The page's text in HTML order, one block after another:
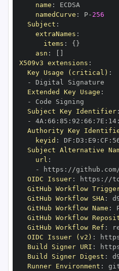
name :
namedCurve : P- 256
Subject :
extraNames :
items : { }
asn :
X509v3 extensions :
Key Usage (critical) :
-
Extended Key Usage :
-
Subject Key Identifier:
-
4A : 66 : 85 : 92 : 66 : 7E : 14:
Authority Key
keyid : DF : D3 : E9 : CF :
Subject Alternative
url :
-
https : //
OIDC Issuer: https :
GitHub Workflow
GitHub Workflow SHA:
GitHub Workflow Name :
GitHub Workflow
GitHub Workflow Ref :
OIDC Issuer (v2) :
Build Signer URI :
Build Signer Digest :
Runner Environment :